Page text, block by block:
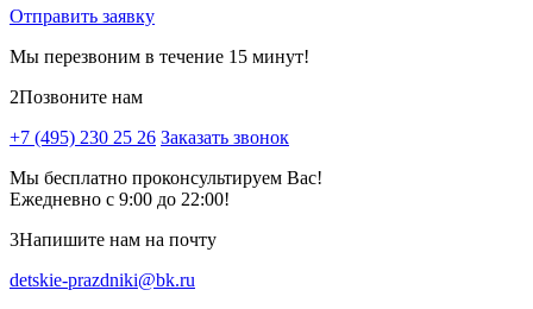
Отправить заявку
Мы перезвоним в течение 15 минут!
2Позвоните нам
+7 (495) 230 25 26 Заказать звонок
Мы бесплатно проконсультируем Вас!
Ежедневно с 9:00 до 22:00!
3Напишите нам на почту
detskie-prazdniki@bk.ru